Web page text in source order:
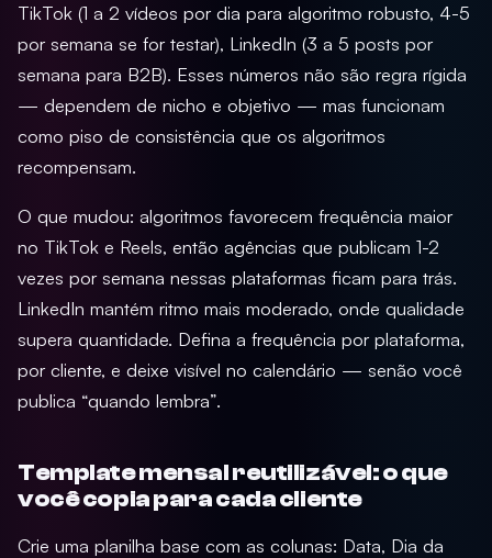
TikTok (1 a 2 vídeos por dia para algoritmo robusto, 4-5
por semana se for testar), LinkedIn (3 a 5 posts por
semana para B2B). Esses números não são regra rígida
— dependem de nicho e objetivo — mas funcionam
como piso de consistência que os algoritmos
recompensam.
O que mudou: algoritmos favorecem frequência maior
no TikTok e Reels, então agências que publicam 1-2
vezes por semana nessas plataformas ficam para trás.
LinkedIn mantém ritmo mais moderado, onde qualidade
supera quantidade. Defina a frequência por plataforma,
por cliente, e deixe visível no calendário — senão você
publica “quando lembra”.
Template mensal reutilizável: o que
você copia para cada cliente
Crie uma planilha base com as colunas: Data, Dia da